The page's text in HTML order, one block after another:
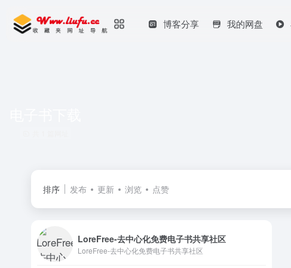
博客分享 我的网盘
排序 发布 更新 浏览 点赞
LoreFree-去中心化免费电子书共享社区
LoreFree-去中心化免费电子书共享社区